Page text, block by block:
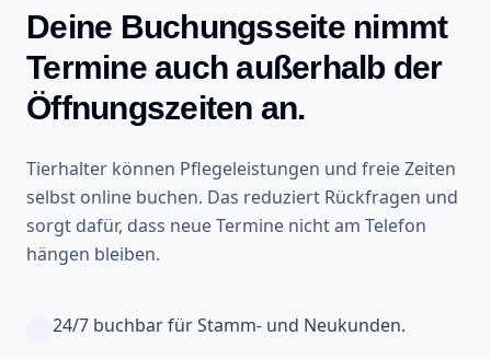
Deine Buchungsseite nimmt
Termine auch außerhalb der
Öffnungszeiten an.
Tierhalter können Pflegeleistungen und freie Zeiten
selbst online buchen. Das reduziert Rückfragen und
sorgt dafür, dass neue Termine nicht am Telefon
hängen bleiben.
24/7 buchbar für Stamm- und Neukunden.